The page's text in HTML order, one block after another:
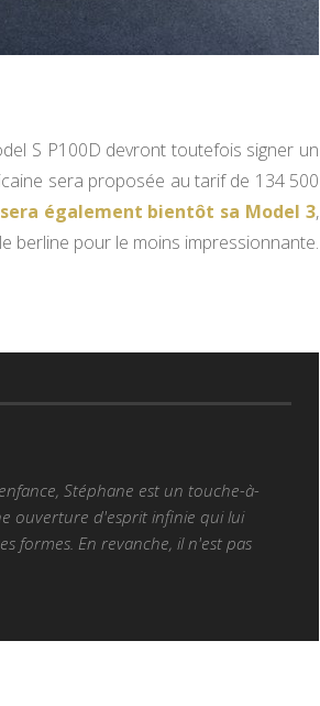
S P100D devront toutefois signer un
sera proposée au tarif de 134 500
également bientôt sa Model 3,
berline pour le moins impressionnante.
Stéphane est un touche-à-
ouverture d'esprit infinie qui lui
formes. En revanche, il n'est pas